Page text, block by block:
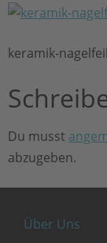
keramik-
Du musst
abzugeben.
Über Uns